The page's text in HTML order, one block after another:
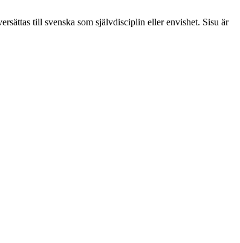
till svenska som självdisciplin eller envishet. Sisu är